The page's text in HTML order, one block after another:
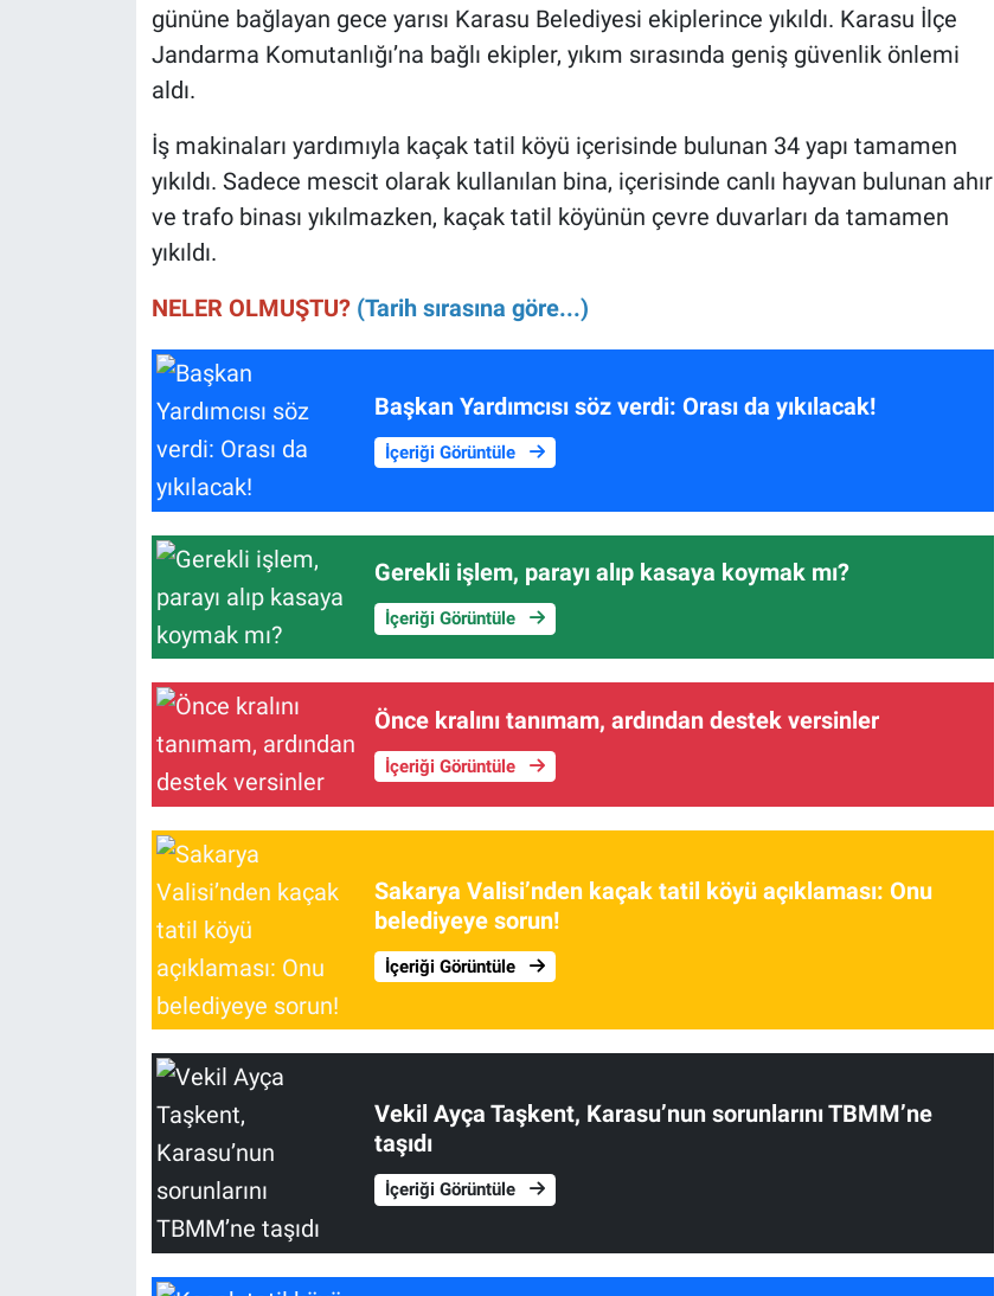
gününe bağlayan gece yarısı Karasu Belediyesi ekiplerince yıkıldı. Karasu İlçe
Jandarma Komutanlığı’na bağlı ekipler, yıkım sırasında geniş güvenlik önlemi
aldı.
İş makinaları yardımıyla kaçak tatil köyü içerisinde bulunan 34 yapı tamamen
yıkıldı. Sadece mescit olarak kullanılan bina, içerisinde canlı hayvan bulunan ahır
ve trafo binası yıkılmazken, kaçak tatil köyünün çevre duvarları da tamamen
yıkıldı.
NELER OLMUŞTU? (Tarih sırasına göre...)
Başkan Yardımcısı söz verdi: Orası da yıkılacak!
İçeriği Görüntüle
Gerekli işlem, parayı alıp kasaya koymak mı?
İçeriği Görüntüle
Önce kralını tanımam, ardından destek versinler
İçeriği Görüntüle
Sakarya Valisi’nden kaçak tatil köyü açıklaması: Onu
belediyeye sorun!
İçeriği Görüntüle
Vekil Ayça Taşkent, Karasu’nun sorunlarını TBMM’ne
taşıdı
İçeriği Görüntüle